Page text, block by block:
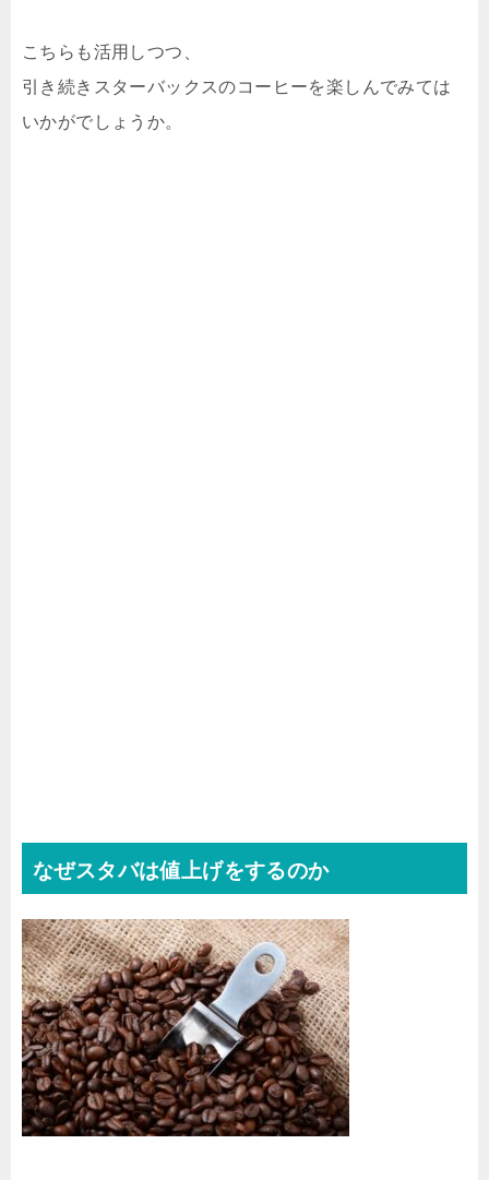
こちらも活用しつつ、
引き続きスターバックスのコーヒーを楽しんでみては
いかがでしょうか。
なぜスタバは値上げをするのか